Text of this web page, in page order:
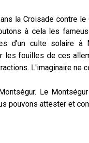
la Croisade contre
à cela les
d'un culte solaire à
les fouilles de ces
L'imaginaire ne
Le
pouvons attester et